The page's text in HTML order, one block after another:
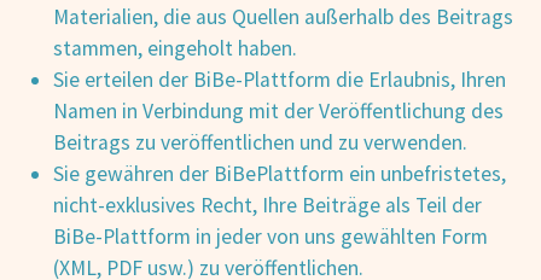
Materialien, die aus Quellen außerhalb des Beitrags
stammen, eingeholt haben.
Sie erteilen der BiBe-Plattform die Erlaubnis, Ihren
Namen in Verbindung mit der Veröffentlichung des
Beitrags zu veröffentlichen und zu verwenden.
Sie gewähren der BiBePlattform ein unbefristetes,
nicht-exklusives Recht, Ihre Beiträge als Teil der
BiBe-Plattform in jeder von uns gewählten Form
(XML, PDF usw.) zu veröffentlichen.